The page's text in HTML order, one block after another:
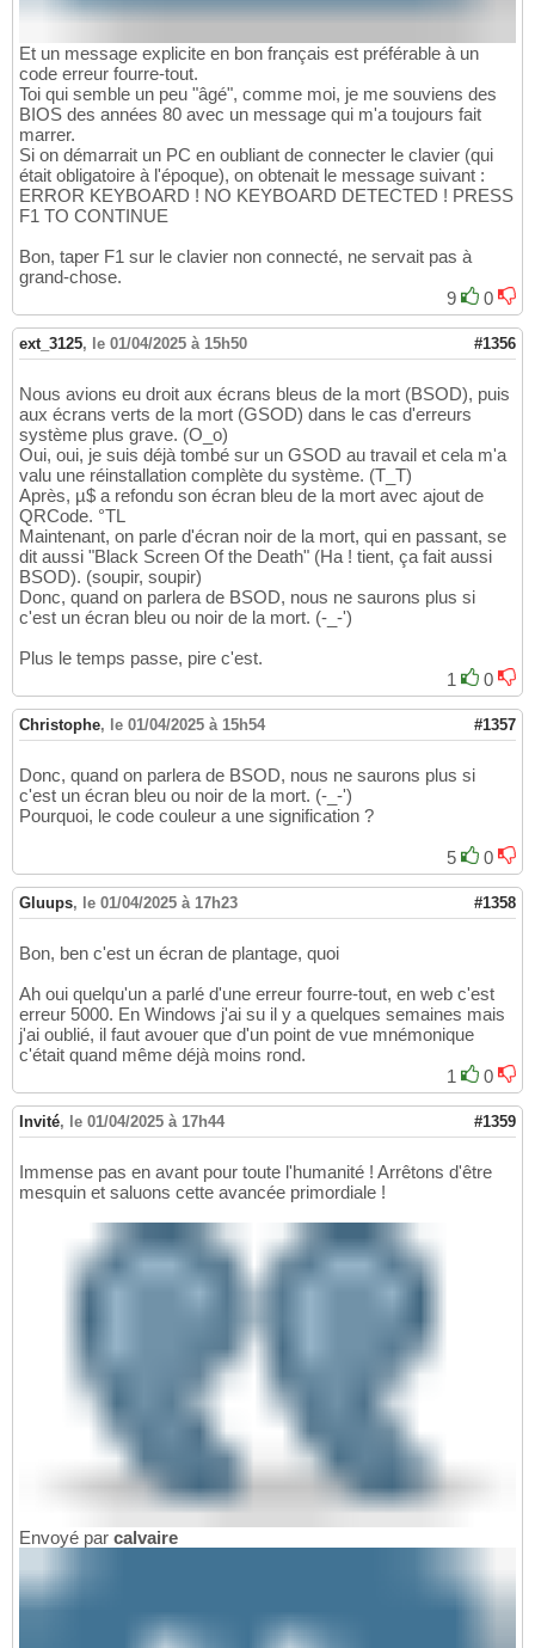
Et un message explicite en bon français est préférable à un
code erreur fourre-tout.
Toi qui semble un peu "âgé", comme moi, je me souviens des
BIOS des années 80 avec un message qui m'a toujours fait
marrer.
Si on démarrait un PC en oubliant de connecter le clavier (qui
était obligatoire à l'époque), on obtenait le message suivant :
ERROR KEYBOARD ! NO KEYBOARD DETECTED ! PRESS
F1 TO CONTINUE
Bon, taper F1 sur le clavier non connecté, ne servait pas à
grand-chose.
9
0
ext_3125, le 01/04/2025 à 15h50 #1356
Nous avions eu droit aux écrans bleus de la mort (BSOD), puis
aux écrans verts de la mort (GSOD) dans le cas d'erreurs
système plus grave. (O_o)
Oui, oui, je suis déjà tombé sur un GSOD au travail et cela m'a
valu une réinstallation complète du système. (T_T)
Après, µ$ a refondu son écran bleu de la mort avec ajout de
QRCode. °TL
Maintenant, on parle d'écran noir de la mort, qui en passant, se
dit aussi "Black Screen Of the Death" (Ha ! tient, ça fait aussi
BSOD). (soupir, soupir)
Donc, quand on parlera de BSOD, nous ne saurons plus si
c'est un écran bleu ou noir de la mort. (-_-')
Plus le temps passe, pire c'est.
1
0
Christophe, le 01/04/2025 à 15h54 #1357
Donc, quand on parlera de BSOD, nous ne saurons plus si
c'est un écran bleu ou noir de la mort. (-_-')
Pourquoi, le code couleur a une signification ?
5 0
Gluups, le 01/04/2025 à 17h23 #1358
Bon, ben c'est un écran de plantage, quoi
Ah oui quelqu'un a parlé d'une erreur fourre-tout, en web c'est
erreur 5000. En Windows j'ai su il y a quelques semaines mais
j'ai oublié, il faut avouer que d'un point de vue mnémonique
c'était quand même déjà moins rond.
1
0
Invité, le 01/04/2025 à 17h44 #1359
Immense pas en avant pour toute l'humanité ! Arrêtons d'être
mesquin et saluons cette avancée primordiale !
Envoyé par calvaire